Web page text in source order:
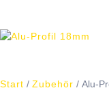
Start / Zubehör / Alu-